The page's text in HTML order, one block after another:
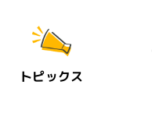
トピックス